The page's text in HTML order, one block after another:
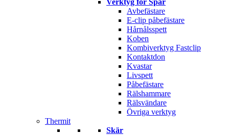
Avbefästare
E-clip påbefästare
Hårnålsspett
Koben
Kombiverktyg Fastclip
Kontaktdon
Kvastar
Livspett
Påbefästare
Rälshammare
Rälsvändare
Övriga verktyg
Thermit
Skär